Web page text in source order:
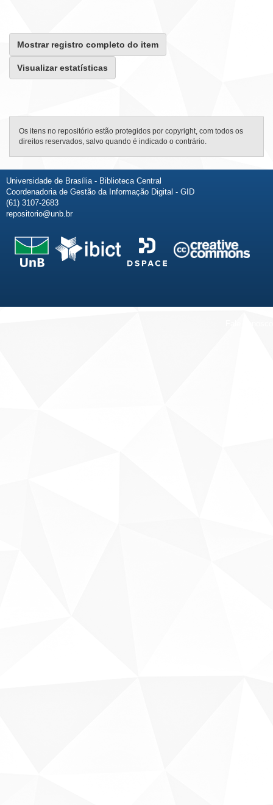
Mostrar registro completo do item
Visualizar estatísticas
Os itens no repositório estão protegidos por copyright, com todos os
direitos reservados, salvo quando é indicado o contrário.
Universidade de Brasília - Biblioteca Central
Coordenadoria de Gestão da Informação Digital - GID
(61) 3107-2683
repositorio@unb.br